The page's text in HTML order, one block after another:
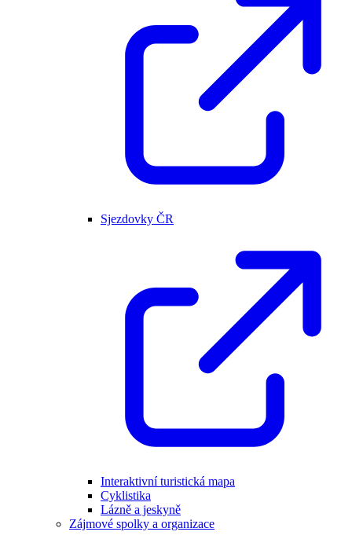
Sjezdovky ČR
Interaktivní turistická mapa
Cyklistika
Lázně a jeskyně
Zájmové spolky a organizace